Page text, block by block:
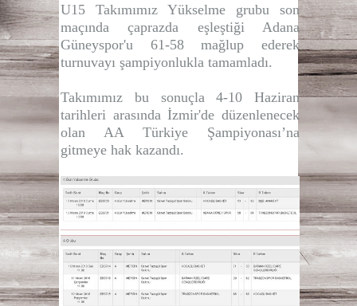
U15 Takımımız Yükselme grubu son
maçında çaprazda eşleştiği Adana
Güneyspor'u 61-58 mağlup ederek
turnuvayı şampiyonlukla tamamladı.
Takımımız bu sonuçla 4-10 Haziran
tarihleri arasında İzmir'de düzenlenecek
olan AA Türkiye Şampiyonası’na
gitmeye hak kazandı.